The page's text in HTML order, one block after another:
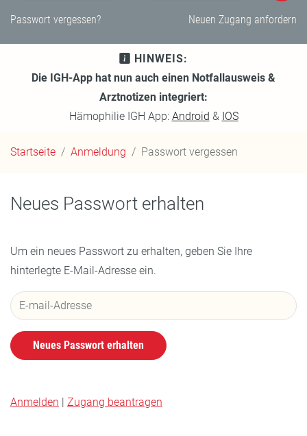
Passwort vergessen?
Neuen Zugang anfordern
HINWEIS:
Die IGH-App hat nun auch einen Notfallausweis &
Arztnotizen integriert:
Hämophilie IGH App: Android & IOS
Startseite Anmeldung Passwort vergessen
Neues Passwort erhalten
Um ein neues Passwort zu erhalten, geben Sie Ihre
hinterlegte E-Mail-Adresse ein.
Neues Passwort erhalten
Anmelden | Zugang beantragen